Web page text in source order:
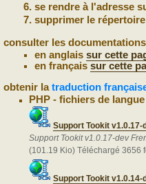
se rendre à l'adresse
supprimer le répertoire
consulter les
en anglais sur cette
en français sur cette
obtenir latraduction
PHP - fichiers de
Support Tookit
Support Tookit v1.0.17-dev
(101.19 Kio) Téléchargé 3656
Support Tookit